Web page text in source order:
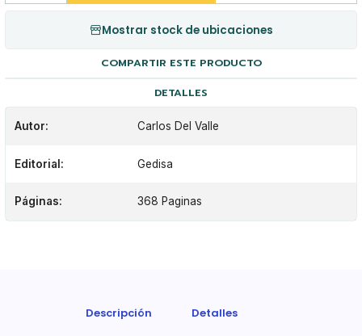
Mostrar stock de ubicaciones
COMPARTIR ESTE PRODUCTO
DETALLES
Autor: Carlos Del Valle
Editorial: Gedisa
Páginas: 368 Paginas
Descripción Detalles